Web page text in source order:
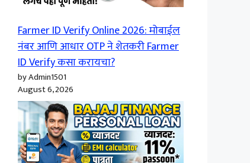
Farmer ID Verify Online 2026: मोबाईल
नंबर आणि आधार OTP ने शेतकरी Farmer
ID Verify कसा करायचा?
by Admin1501
August 6, 2026